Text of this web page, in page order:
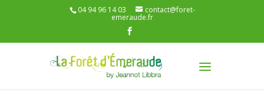
04 94 96 14 03 contact@foret-
emeraude.fr